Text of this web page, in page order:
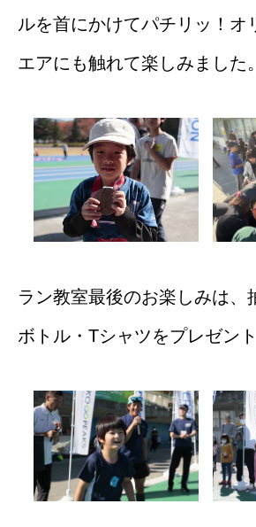
ルを首にかけてパチリッ！オ
エアにも触れて楽しみました。
ラン教室最後のお楽しみは、
ボトル・Tシャツをプレゼン